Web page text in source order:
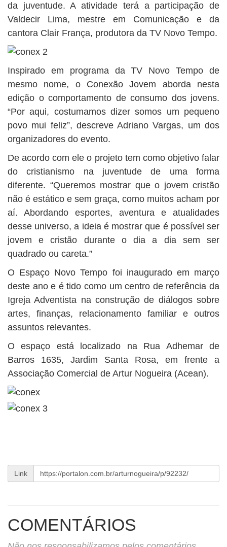
da juventude. A atividade terá a participação de
Valdecir Lima, mestre em Comunicação e da
cantora Clair França, produtora da TV Novo Tempo.
Inspirado em programa da TV Novo Tempo de
mesmo nome, o Conexão Jovem aborda nesta
edição o comportamento de consumo dos jovens.
“Por aqui, costumamos dizer somos um pequeno
povo mui feliz”, descreve Adriano Vargas, um dos
organizadores do evento.
De acordo com ele o projeto tem como objetivo falar
do cristianismo na juventude de uma forma
diferente. “Queremos mostrar que o jovem cristão
não é estático e sem graça, como muitos acham por
aí. Abordando esportes, aventura e atualidades
desse universo, a ideia é mostrar que é possível ser
jovem e cristão durante o dia a dia sem ser
quadrado ou careta.”
O Espaço Novo Tempo foi inaugurado em março
deste ano e é tido como um centro de referência da
Igreja Adventista na construção de diálogos sobre
artes, finanças, relacionamento familiar e outros
assuntos relevantes.
O espaço está localizado na Rua Adhemar de
Barros 1635, Jardim Santa Rosa, em frente a
Associação Comercial de Artur Nogueira (Acean).
Link
COMENTÁRIOS